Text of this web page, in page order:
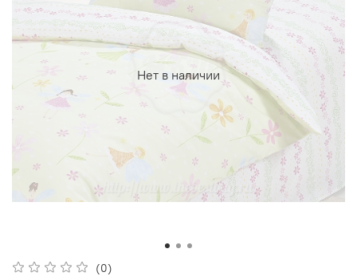
Нет в наличии
(0)